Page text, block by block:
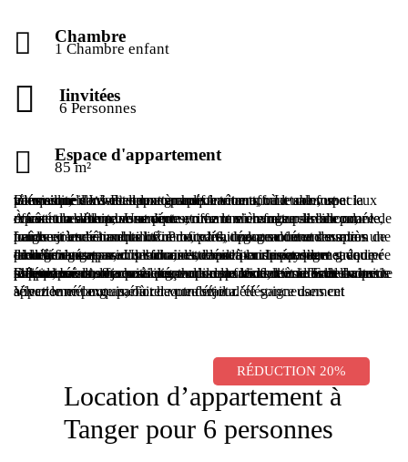
Chambre
1 Chambre enfant
Iinvitées
6 Personnes
Espace d'appartement
85 m²
Bienvenue dans cet appartement charmant, où le confort et la tranquillité vous attendent à chaque tournant. Le salon spacieux vous accueille avec deux canapés invitants, une table, une télévision, le Wi-Fi et une grande fenêtre offrant une vue pittoresque sur le balcon expansif.
À côté du balcon, vous découvrirez une chambre sereine ornée de couvertures blanches et vertes, offrant un refuge paisible pour le repos et la détente. Une porte en verre s’ouvre sur le balcon, offrant une vue panoramique et une lumière naturelle abondante, créant une ambiance sereine.
La deuxième chambre offre deux lits, une armoire et des murs peints en carreaux blancs immaculés, dégageant une sensation de fraîcheur et de tranquillité. Profitez du balcon donnant sur la nature et les bâtiments luxueux, parfait pour se détendre après une longue journée.
Indulgez vos passions culinaires dans la cuisine moderne, équipée d’un réfrigérateur, d’un four, d’un micro-ondes et d’une grande table à manger avec des chaises, idéale pour préparer et savourer de délicieux repas. Un balcon attenant à la cuisine permet de prendre des repas en plein air et de profiter du paysage environnant.
Détendez-vous et revitalisez-vous dans les deux salles de bains de l’appartement, chacune conçue pour le confort et le luxe. La petite salle de bains offre praticité, tandis que la deuxième salle de bains est équipée d’un jacuzzi pour une relaxation ultime. Faites-vous plaisir avec la douche à eau chaude et froide, le miroir et la toilette, créant une oasis digne d’un spa dans le confort de votre propre maison.
Vivez le mélange parfait de confort et d’élégance dans cet appartement exquis, où chaque détail a été soigneusement sélectionné pour améliorer votre séjour.
RÉDUCTION 20%
Location d’appartement à
Tanger pour 6 personnes